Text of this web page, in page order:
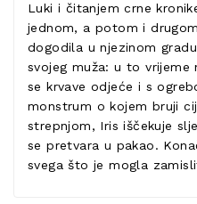
Luki i čitanjem crne
jednom, a potom i
dogodila u njezinom
svojeg muža: u to
se krvave odjeće i s
monstrum o kojem bruji
strepnjom, Iris iščekuje
se pretvara u pakao.
svega što je mogla